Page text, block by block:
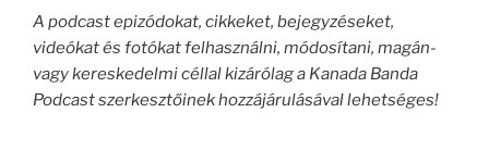
A podcast epizódokat, cikkeket, bejegyzéseket,
videókat és fotókat felhasználni, módosítani, magán-
vagy kereskedelmi céllal kizárólag a Kanada Banda
Podcast szerkesztőinek hozzájárulásával lehetséges!